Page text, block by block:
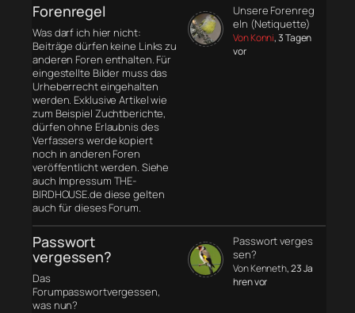
Forenregel
Was darf ich hier nicht:
Beiträge dürfen keine Links zu
anderen Foren enthalten. Für
eingestellte Bilder muss das
Urheberrecht eingehalten
werden. Exklusive Artikel wie
zum Beispiel Zuchtberichte,
dürfen ohne Erlaubnis des
Verfassers werde kopiert
noch in anderen Foren
veröffentlicht werden. Siehe
auch Impressum THE-
BIRDHOUSE.de diese gelten
auch für dieses Forum.
Unsere Forenreg
eln (Netiquette)
Von Konni, 3 Tagen
vor
Passwort
vergessen?
Das
Forumpasswortvergessen,
was nun?
Passwort verges
sen?
Von Kenneth, 23 Ja
hren vor